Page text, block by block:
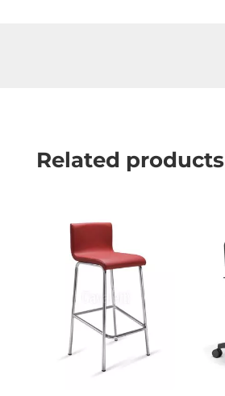
Related products